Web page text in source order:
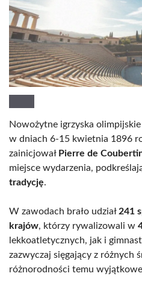
Nowożytne igrzyska
w dniach 6-15 kwietnia 1896
zainicjował Pierre de
miejsce wydarzenia,
tradycję.
W zawodach brało udział 241
krajów, którzy rywalizowali w
lekkoatletycznych, jak i
zazwyczaj sięgający z różnych
różnorodności temu